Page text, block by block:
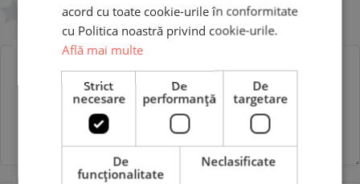
0/5
Scrie recenzia ta
acord cu toate cookie-urile în conformitate
cu Politica noastră privind cookie-urile.
Află mai multe
Strict
necesare
De
performanță
De
targetare
De
funcţionalitate
Neclasificate